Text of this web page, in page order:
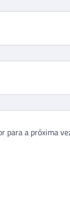
para a próxima